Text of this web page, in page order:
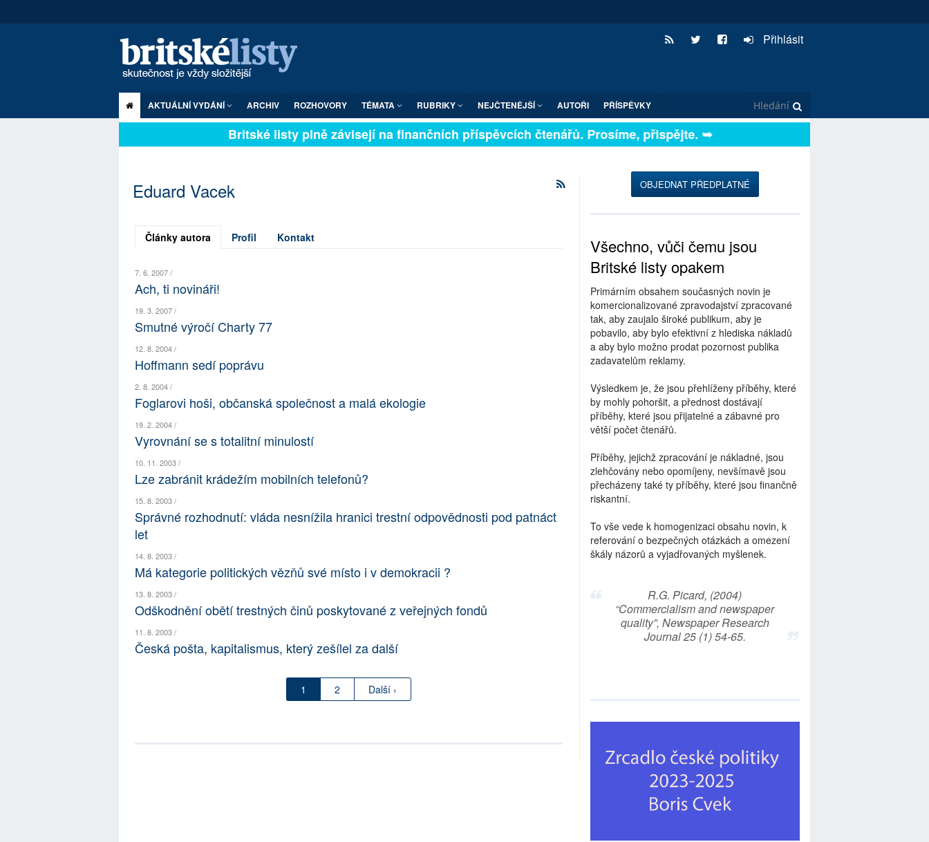
Přihlásit
AKTUÁLNÍ VYDÁNÍ ARCHIV ROZHOVORY TÉMATA RUBRIKY NEJČTENĚJŠÍ AUTOŘI PŘÍSPĚVKY
Britské listy plně závisejí na finančních příspěvcích čtenářů. Prosíme, přispějte. ➥
Eduard Vacek
Články autora Profil Kontakt
7. 6. 2007 /
Ach, ti novináři!
19. 3. 2007 /
Smutné výročí Charty 77
12. 8. 2004 /
Hoffmann sedí poprávu
2. 8. 2004 /
Foglarovi hoši, občanská společnost a malá ekologie
19. 2. 2004 /
Vyrovnání se s totalitní minulostí
10. 11. 2003 /
Lze zabránit krádežím mobilních telefonů?
15. 8. 2003 /
Správné rozhodnutí: vláda nesnížila hranici trestní odpovědnosti pod patnáct
let
14. 8. 2003 /
Má kategorie politických vězňů své místo i v demokracii ?
13. 8. 2003 /
Odškodnění obětí trestných činů poskytované z veřejných fondů
11. 8. 2003 /
Česká pošta, kapitalismus, který zešílel za další
1 2 Další ›
OBJEDNAT PŘEDPLATNÉ
Všechno, vůči čemu jsou
Britské listy opakem
Primárním obsahem současných novin je
komercionalizované zpravodajství zpracované
tak, aby zaujalo široké publikum, aby je
pobavilo, aby bylo efektivní z hlediska nákladů
a aby bylo možno prodat pozornost publika
zadavatelům reklamy.
Výsledkem je, že jsou přehlíženy příběhy, které
by mohly pohoršit, a přednost dostávají
příběhy, které jsou přijatelné a zábavné pro
větší počet čtenářů.
Příběhy, jejichž zpracování je nákladné, jsou
zlehčovány nebo opomíjeny, nevšímavě jsou
přecházeny také ty příběhy, které jsou finančně
riskantní.
To vše vede k homogenizaci obsahu novin, k
referování o bezpečných otázkách a omezení
škály názorů a vyjadřovaných myšlenek.
R.G. Picard, (2004)
“Commercialism and newspaper
quality”, Newspaper Research
Journal 25 (1) 54-65.